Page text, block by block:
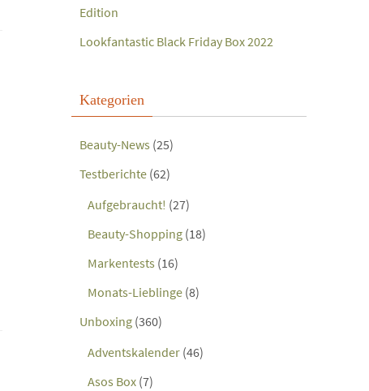
Edition
Lookfantastic Black Friday Box 2022
Kategorien
Beauty-News (25)
Testberichte (62)
Aufgebraucht! (27)
Beauty-Shopping (18)
Markentests (16)
Monats-Lieblinge (8)
Unboxing (360)
Adventskalender (46)
Asos Box (7)